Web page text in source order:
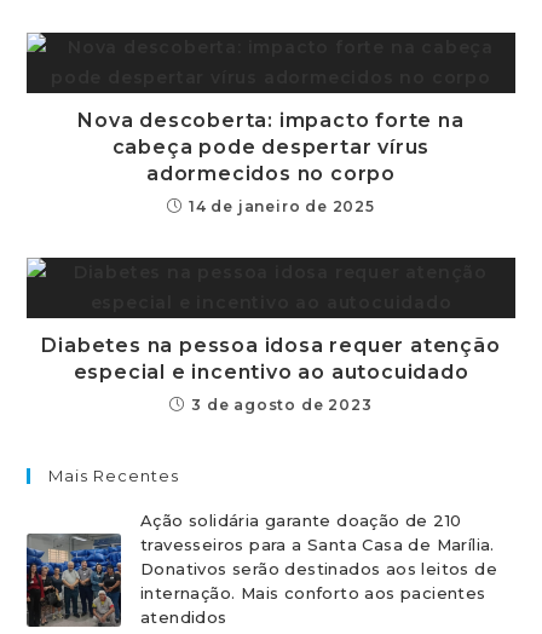
Nova descoberta: impacto forte na
cabeça pode despertar vírus
adormecidos no corpo
14 de janeiro de 2025
Diabetes na pessoa idosa requer atenção
especial e incentivo ao autocuidado
3 de agosto de 2023
Mais Recentes
Ação solidária garante doação de 210
travesseiros para a Santa Casa de Marília.
Donativos serão destinados aos leitos de
internação. Mais conforto aos pacientes
atendidos